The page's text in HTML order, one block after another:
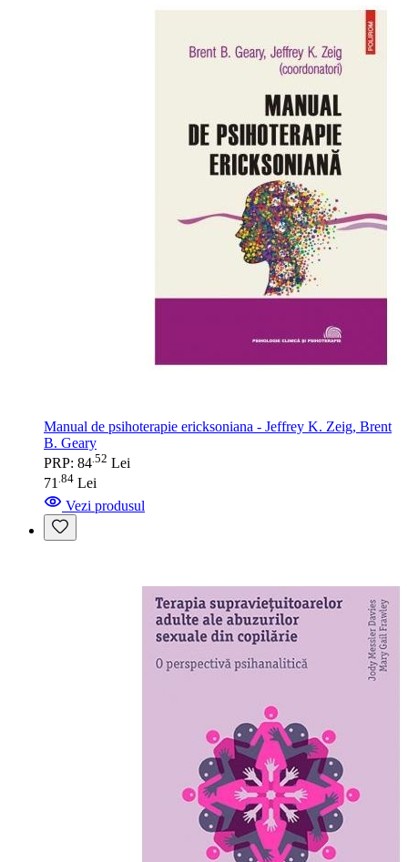
Manual de psihoterapie ericksoniana - Jeffrey K. Zeig, Brent
B. Geary
PRP: 84 52 Lei
71.84 Lei
Vezi produsul